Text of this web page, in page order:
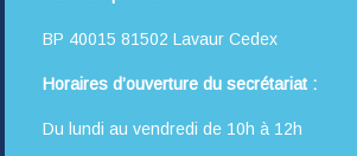
BP 40015 81502 Lavaur Cedex
Horaires d’ouverture du secrétariat :
Du lundi au vendredi de 10h à 12h